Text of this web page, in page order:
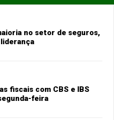
no setor de seguros,
fiscais com CBS e IBS
feira